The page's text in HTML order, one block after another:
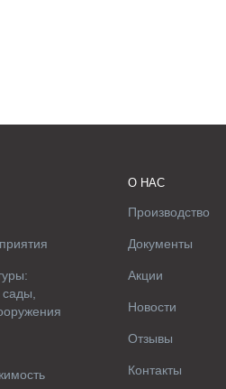
О НАС
Производство
Документы
Акции
Новости
Отзывы
Контакты